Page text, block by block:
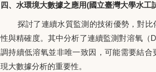
四、水環境大數據之應用(國立臺灣大學水工
探討了連續水質監測的技術優勢，對
性與精確度。其中分析了連續監測對溶氧（
調持續低溶氧並非唯一致因，可能需要結
現大數據分析的重要性。